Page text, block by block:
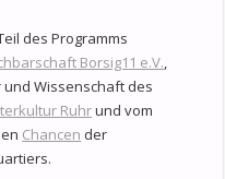
des Programms
Borsig11 e.V.,
Wissenschaft des
Ruhrund vom
Chancen der